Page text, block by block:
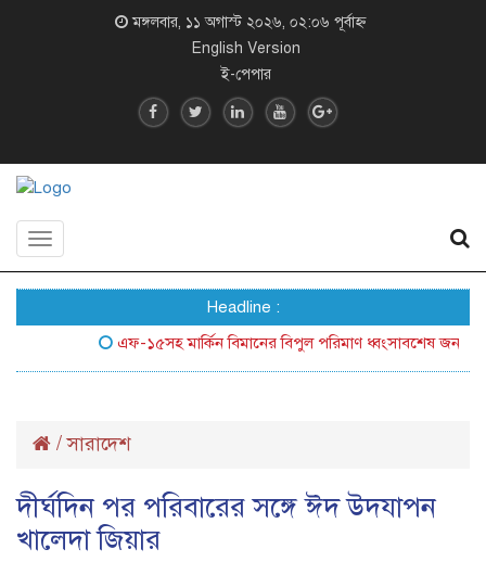
মঙ্গলবার, ১১ অগাস্ট ২০২৬, ০২:০৬ পূর্বাহ্ন
English Version
ই-পেপার
Toggle
Headline :
এফ-১৫সহ মার্কিন বিমানের বিপুল পরিমাণ ধ্বংসাবশেষ জনসম্মুখে
/সারাদেশ
দীর্ঘদিন পর পরিবারের সঙ্গে ঈদ উদযাপন
খালেদা জিয়ার